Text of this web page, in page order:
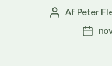
Af Peter